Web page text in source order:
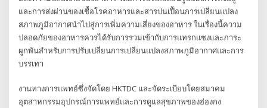
และการส่งผ่านของเชื้อโรคอาหารและสารปนเปื้อนการเปลี่ยนแปลง
สภาพภูมิอากาศนำไปสู่การเพิ่มความเสี่ยงของอาหาร ในเรื่องนี้ความ
ปลอดภัยของอาหารควรได้รับการรวมเข้ากับการแทรกแซงและภาระ
ผูกพันสำหรับการปรับเปลี่ยนการเปลี่ยนแปลงสภาพภูมิอากาศและการ
บรรเทา
งานทางการแพทย์ซึ่งจัดโดย HKTDC และจัดระเบียบโดยสมาคม
อุตสาหกรรมอุปกรณ์การแพทย์และการดูแลสุขภาพของฮ่องกง